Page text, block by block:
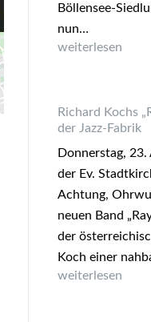
Böllensee-
nun…
Biker-
weiterlesen
Richard Kochs
der Jazz-Fabrik
Donnerstag,
der Ev.
Achtung,
neuen Band
der
Koch einer
Richard Kochs
weiterlesen